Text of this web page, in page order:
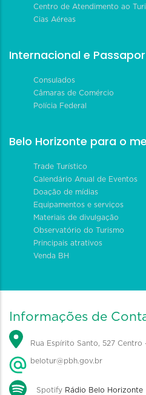
Centro de Atendimento ao
Cias Aéreas
Internacional e
Consulados
Câmaras de Comércio
Polícia Federal
Belo Horizonte para o
Trade Turístico
Calendário Anual de Eventos
Doação de mídias
Equipamentos e serviços
Materiais de divulgação
Observatório do Turismo
Principais atrativos
Venda BH
Informações de
Rua Espírito Santo, 527 Centro
belotur@pbh.gov.br
Spotify Rádio Belo Horizonte